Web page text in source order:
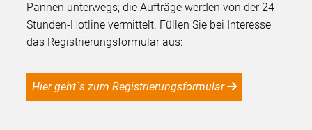
Pannen unterwegs; die Aufträge werden von der 24-
Stunden-Hotline vermittelt. Füllen Sie bei Interesse
das Registrierungsformular aus:
Hier geht´s zum Registrierungsformular